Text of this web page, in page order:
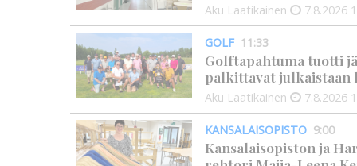
Aku Laatikainen 7.8.2026
GOLF 11:33
Golftapahtuma tuotti
palkittavat julkaistaan
Aku Laatikainen 7.8.2026
KANSALAISOPISTO 9:00
Kansalaisopiston ja